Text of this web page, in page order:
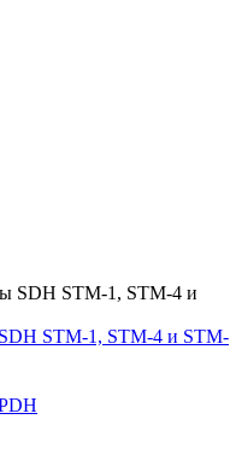
STM-1, STM-4 и STM-